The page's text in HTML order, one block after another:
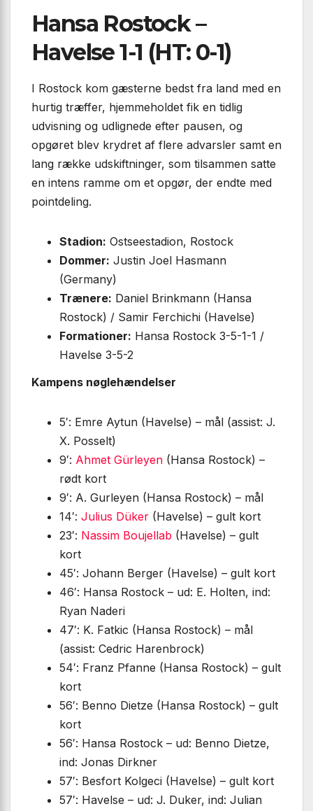
Hansa Rostock –
Havelse 1-1 (HT: 0-1)
I Rostock kom gæsterne bedst fra land med en
hurtig træffer, hjemmeholdet fik en tidlig
udvisning og udlignede efter pausen, og
opgøret blev krydret af flere advarsler samt en
lang række udskiftninger, som tilsammen satte
en intens ramme om et opgør, der endte med
pointdeling.
Stadion: Ostseestadion, Rostock
Dommer: Justin Joel Hasmann
(Germany)
Trænere: Daniel Brinkmann (Hansa
Rostock) / Samir Ferchichi (Havelse)
Formationer: Hansa Rostock 3-5-1-1 /
Havelse 3-5-2
Kampens nøglehændelser
5′: Emre Aytun (Havelse) – mål (assist: J.
X. Posselt)
9′: Ahmet Gürleyen (Hansa Rostock) –
rødt kort
9′: A. Gurleyen (Hansa Rostock) – mål
14′: Julius Düker (Havelse) – gult kort
23′: Nassim Boujellab (Havelse) – gult
kort
45′: Johann Berger (Havelse) – gult kort
46′: Hansa Rostock – ud: E. Holten, ind:
Ryan Naderi
47′: K. Fatkic (Hansa Rostock) – mål
(assist: Cedric Harenbrock)
54′: Franz Pfanne (Hansa Rostock) – gult
kort
56′: Benno Dietze (Hansa Rostock) – gult
kort
56′: Hansa Rostock – ud: Benno Dietze,
ind: Jonas Dirkner
57′: Besfort Kolgeci (Havelse) – gult kort
57′: Havelse – ud: J. Duker, ind: Julian